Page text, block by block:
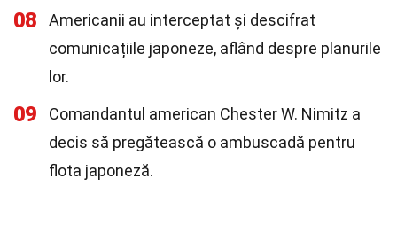
08
Americanii au interceptat și descifrat
comunicațiile japoneze, aflând despre planurile
lor.
09
Comandantul american Chester W. Nimitz a
decis să pregătească o ambuscadă pentru
flota japoneză.